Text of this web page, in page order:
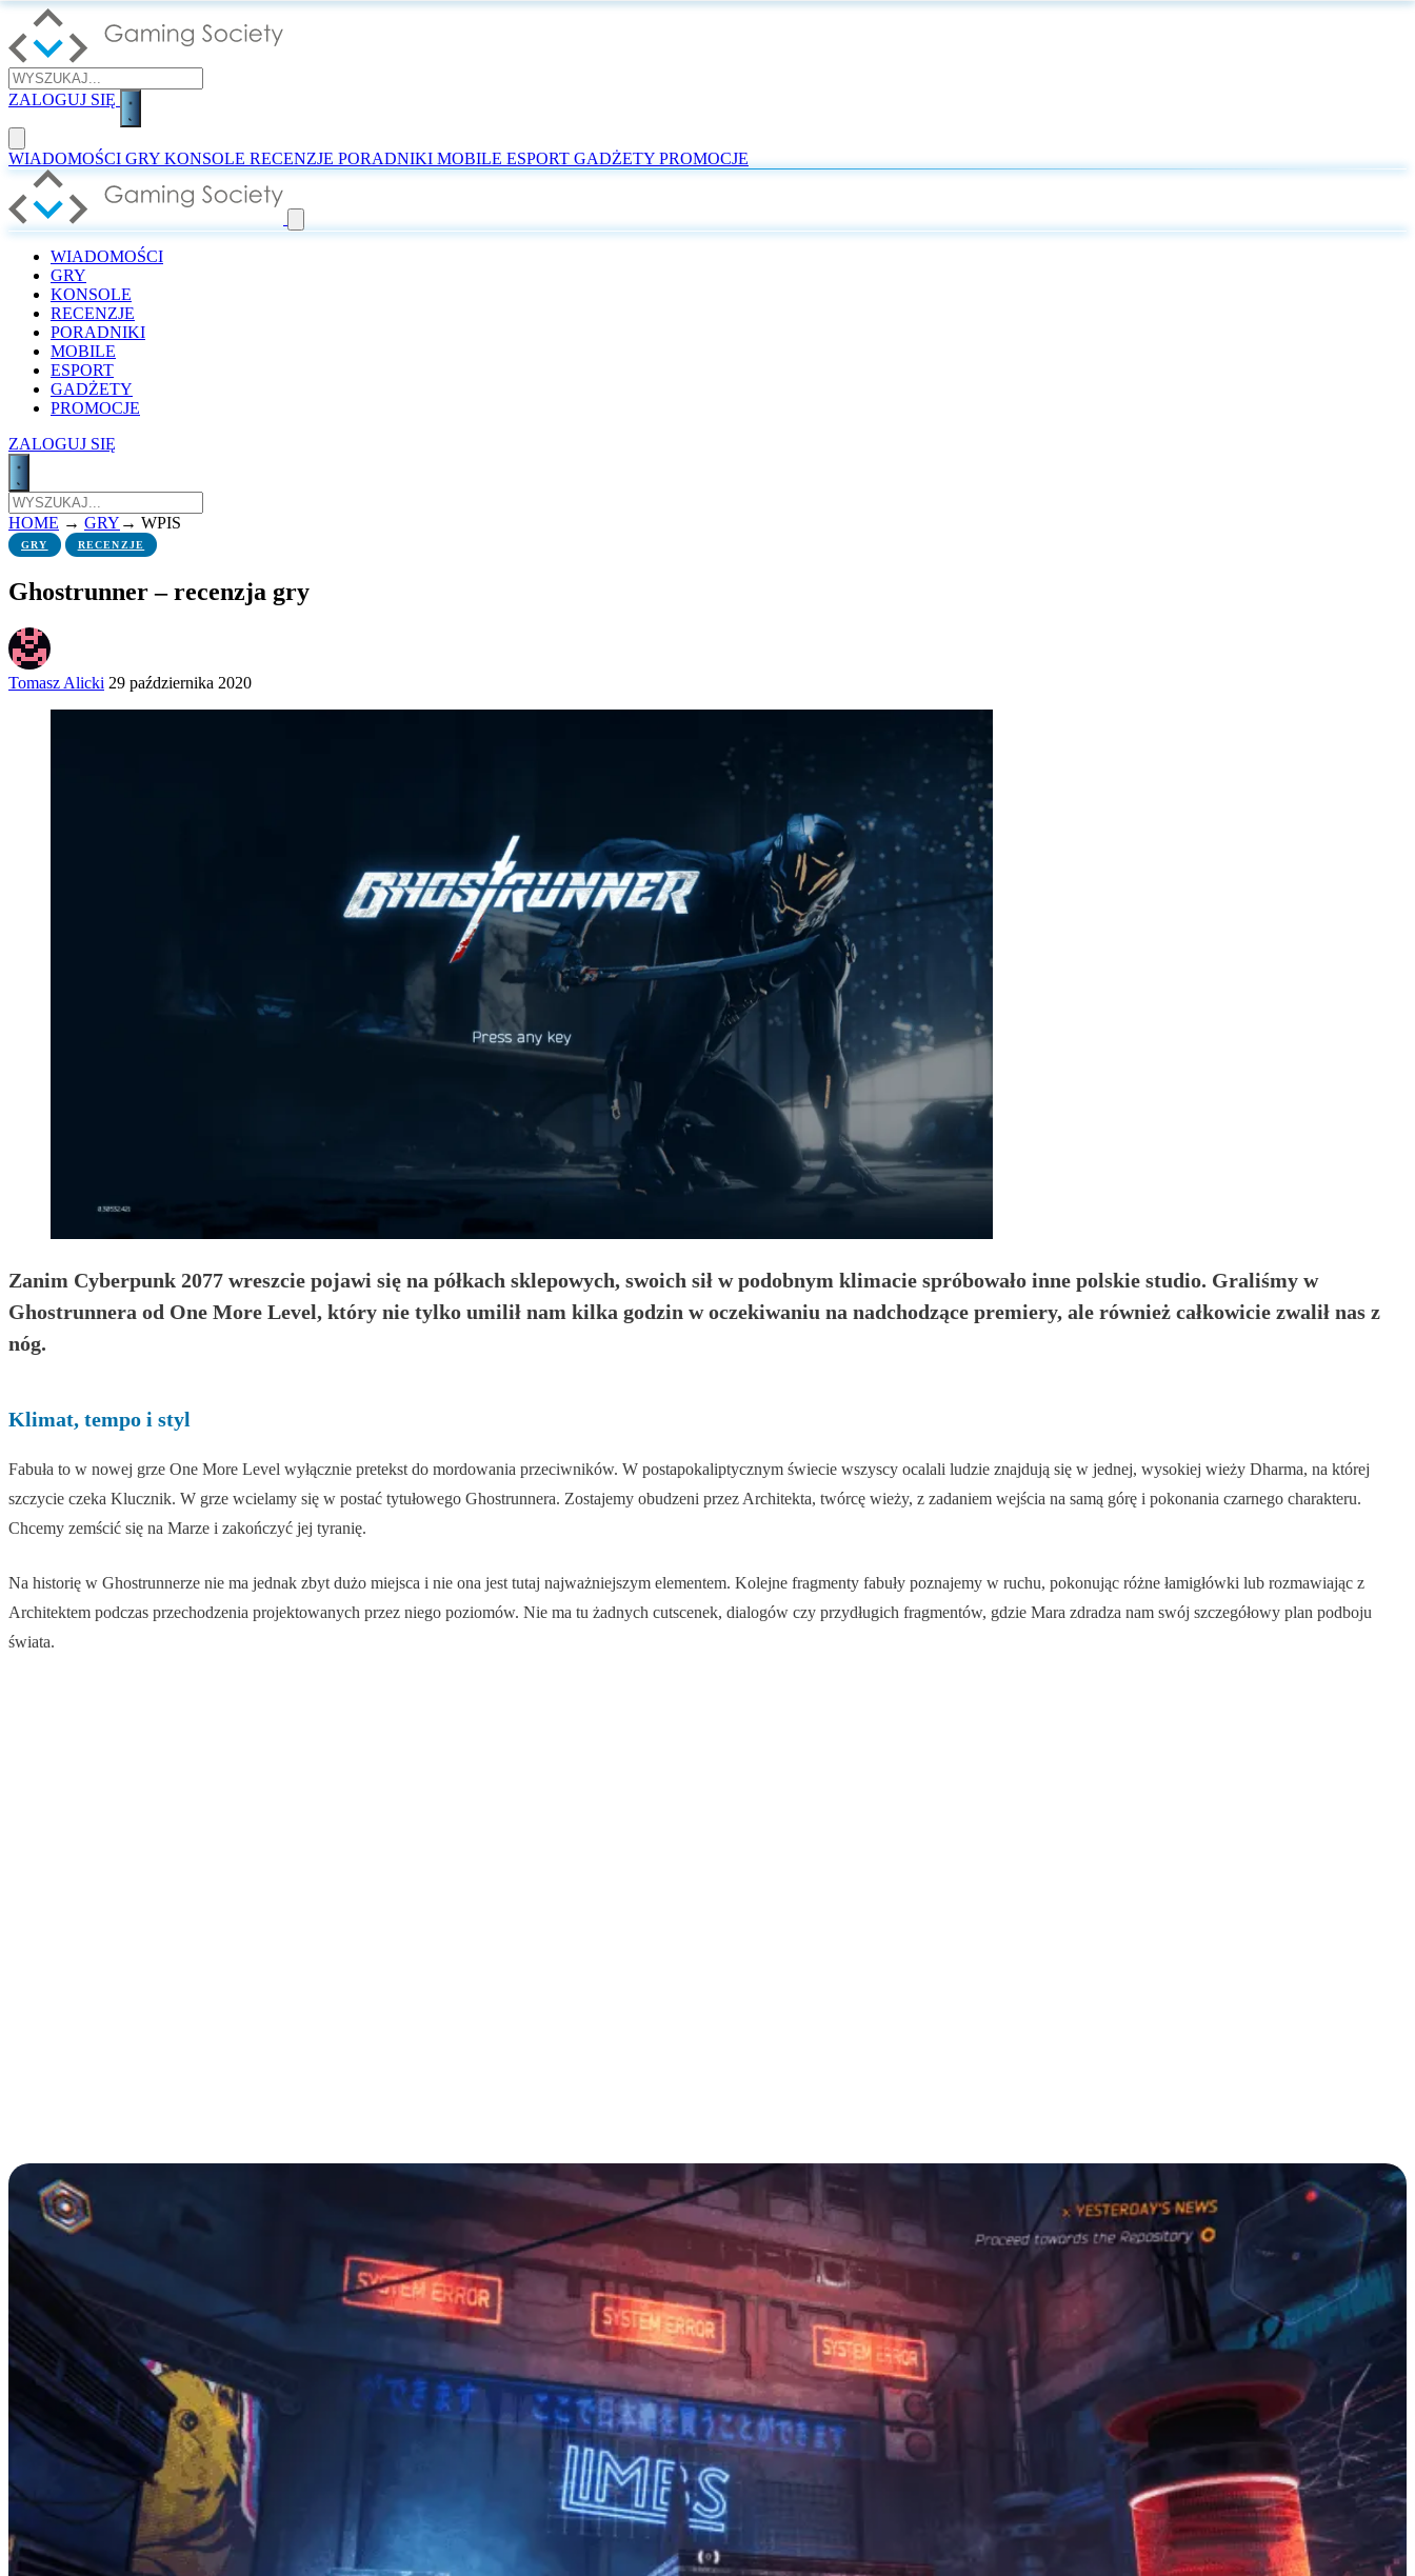
ZALOGUJ SIĘ
WIADOMOŚCI GRY KONSOLE RECENZJE PORADNIKI MOBILE ESPORT GADŻETY PROMOCJE
WIADOMOŚCI
GRY
KONSOLE
RECENZJE
PORADNIKI
MOBILE
ESPORT
GADŻETY
PROMOCJE
ZALOGUJ SIĘ
HOME → GRY → WPIS
GRY RECENZJE
Ghostrunner – recenzja gry
Tomasz Alicki 29 października 2020
Zanim Cyberpunk 2077 wreszcie pojawi się na półkach sklepowych, swoich sił w podobnym klimacie spróbowało inne polskie studio. Graliśmy w
Ghostrunnera od One More Level, który nie tylko umilił nam kilka godzin w oczekiwaniu na nadchodzące premiery, ale również całkowicie zwalił nas z
nóg.
Klimat, tempo i styl
Fabuła to w nowej grze One More Level wyłącznie pretekst do mordowania przeciwników. W postapokaliptycznym świecie wszyscy ocalali ludzie znajdują się w jednej, wysokiej wieży Dharma, na której
szczycie czeka Klucznik. W grze wcielamy się w postać tytułowego Ghostrunnera. Zostajemy obudzeni przez Architekta, twórcę wieży, z zadaniem wejścia na samą górę i pokonania czarnego charakteru.
Chcemy zemścić się na Marze i zakończyć jej tyranię.
Na historię w Ghostrunnerze nie ma jednak zbyt dużo miejsca i nie ona jest tutaj najważniejszym elementem. Kolejne fragmenty fabuły poznajemy w ruchu, pokonując różne łamigłówki lub rozmawiając z
Architektem podczas przechodzenia projektowanych przez niego poziomów. Nie ma tu żadnych cutscenek, dialogów czy przydługich fragmentów, gdzie Mara zdradza nam swój szczegółowy plan podboju
świata.